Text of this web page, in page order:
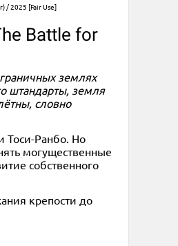
/ 2025 [Fair Use]
Battle for
землях
штандарты, земля
словно
Тоси-Ранбо. Но
могущественные
собственного
крепости до